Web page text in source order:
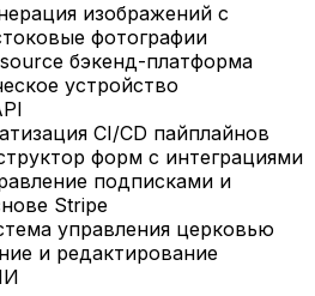
изображений с
фотографии
бэкенд-платформа
устройство
CI/CD пайплайнов
форм с интеграциями
подписками и
Stripe
управления церковью
и редактирование